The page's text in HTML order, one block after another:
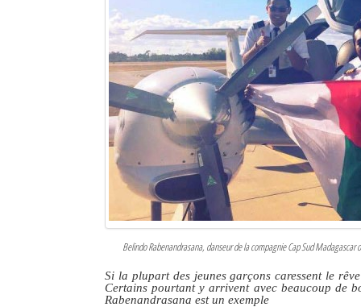
Belindo Rabenandrasana, danseur de la compagnie Cap Sud
Si la plupart des jeunes garçons caressent le
Certains pourtant y arrivent avec beaucoup de
Rabenandrasana est un exemple